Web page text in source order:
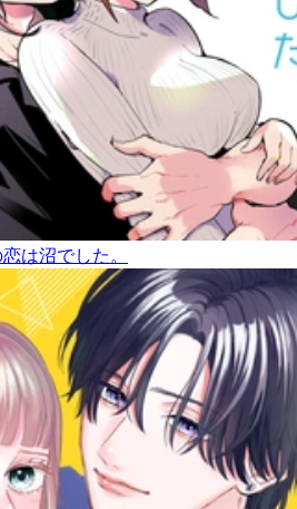
は沼でした。